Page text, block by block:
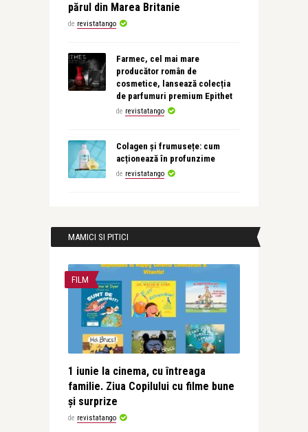
părul din Marea Britanie
de revistatango
Farmec, cel mai mare
producător român de
cosmetice, lansează colecția
de parfumuri premium Epithet
de revistatango
Colagen și frumusețe: cum
acționează în profunzime
de revistatango
MAMICI SI PITICI
FILM
1 iunie la cinema, cu întreaga
familie. Ziua Copilului cu filme bune
și surprize
de revistatango